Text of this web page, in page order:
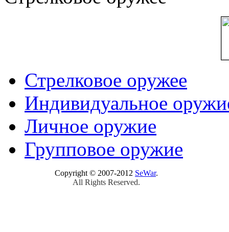
Стрелковое оружее
Индивидуальное
Личное оружие
Групповое оружие
Copyright © 2007-2012 SeWar.
All Rights Reserved.